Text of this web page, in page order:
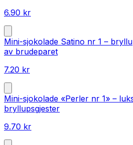
6.90 kr
Mini-sjokolade Satino nr 1 –
av brudeparet
7.20 kr
Mini-sjokolade «Perler nr 1» –
bryllupsgjester
9.70 kr